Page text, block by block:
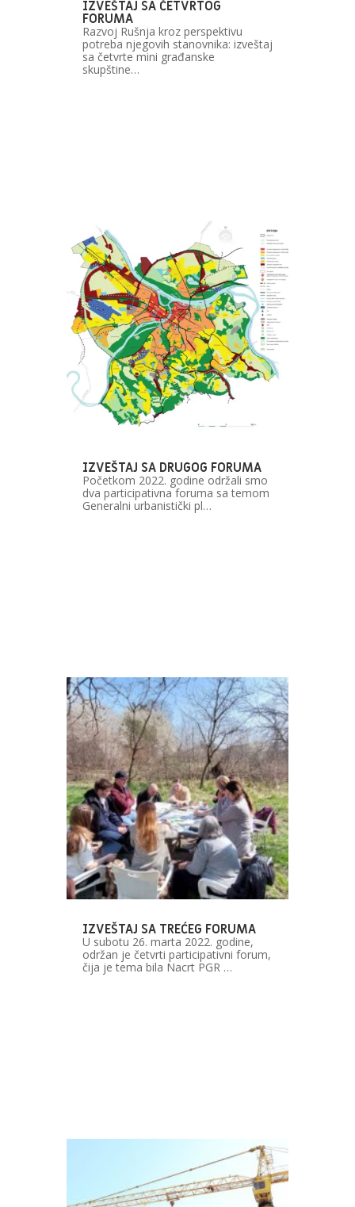
IZVEŠTAJ SA ČETVRTOG
FORUMA
Razvoj Rušnja kroz perspektivu
potreba njegovih stanovnika: izveštaj
sa četvrte mini građanske
skupštine…
IZVEŠTAJ SA DRUGOG FORUMA
Početkom 2022. godine održali smo
dva participativna foruma sa temom
Generalni urbanistički pl…
IZVEŠTAJ SA TREĆEG FORUMA
U subotu 26. marta 2022. godine,
održan je četvrti participativni forum,
čija je tema bila Nacrt PGR …